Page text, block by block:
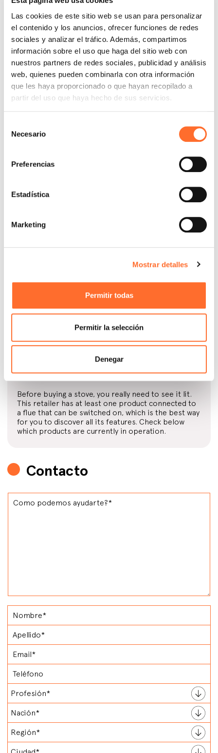
Las cookies de este sitio web se usan para personalizar
el contenido y los anuncios, ofrecer funciones de redes
sociales y analizar el tráfico. Además, compartimos
información sobre el uso que haga del sitio web con
nuestros partners de redes sociales, publicidad y análisis
web, quienes pueden combinarla con otra información
que les haya proporcionado o que hayan recopilado a
partir del uso que haya hecho de sus servicios.
Necesario
Preferencias
Estadística
Marketing
Mostrar detalles
Permitir todas
Permitir la selección
Denegar
Technical site inspection
This retailer will assess your specific needs and the
features of your home on-site to make sure to
offer you the product that suits you best.
Stove installation
regulations.
or fireplace with interest-free instalments. Read
Flue design and installation
This retailer takes care of the design and installation
of the flue system that is most suitable for your
home and for the product you have chosen, either
directly or through a licensed professional.
Switched-on products in the showroom
Before buying a stove, you really need to see it lit.
This retailer has at least one product connected to
a flue that can be switched on, which is the best way
for you to discover all its features. Check below
which products are currently in operation.
Contacto